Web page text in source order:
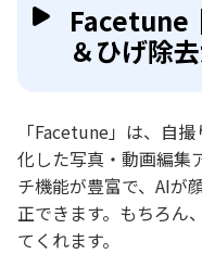
Facetune
＆ひげ除
「Facetune」は、自撮
化した写真・動画編集
チ機能が豊富で、AIが
正できます。もちろん
てくれます。